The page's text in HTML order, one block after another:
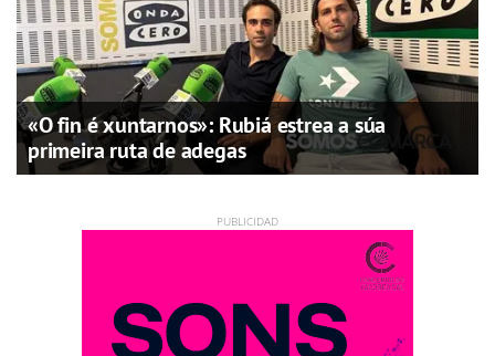
«O fin é xuntarnos»: Rubiá estrea a súa
primeira ruta de adegas